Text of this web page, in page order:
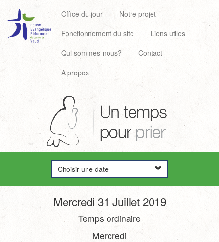
Office du jour
Notre projet
Fonctionnement du site
Liens utiles
Qui sommes-nous?
Contact
A propos
Choisir une date
Mercredi 31 Juillet 2019
Temps ordinaire
Mercredi